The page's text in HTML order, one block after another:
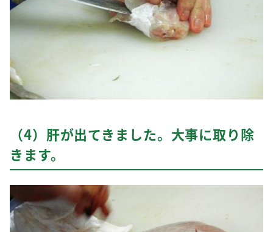
（4）肝が出てきました。大事に取り除
きます。